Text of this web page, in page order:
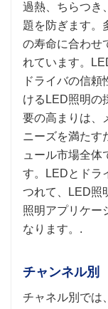
過熱、ちらつき
題を防ぎます。
の寿命に合わせ
れています。
ドライバの信
けるLED照明の
要の高まりは、
ニーズを満たす
ュール市場全体
す。LEDとドラ
つれて、LED照
照明アプリケー
なります。.
チャンネル別
チャネル別では